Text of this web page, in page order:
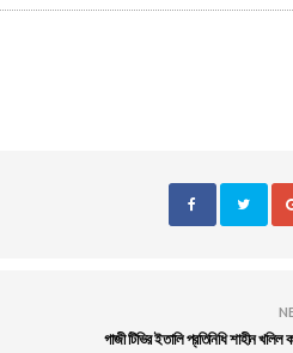
গাজী টিভির ইতালি প্রতিনিধি শাহীন খলিল